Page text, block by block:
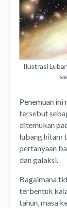
Ilustrasi
Penemuan ini
tersebut
ditemukan
lubang hitam
pertanyaan
dan galaksi.
Bagaimana
terbentuk
tahun, masa